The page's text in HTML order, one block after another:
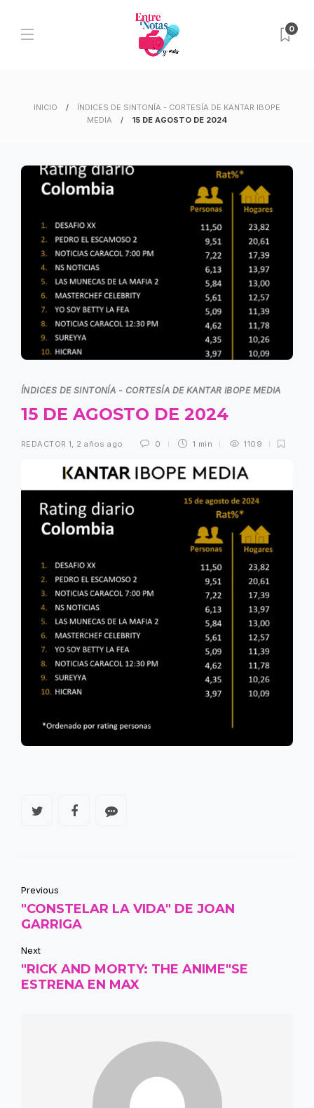
0
INICIO
ÍNDICES DE SINTONÍA - CORTESÍA DE KANTAR IBOPE
MEDIA
15 DE AGOSTO DE 2024
ÍNDICES DE SINTONÍA - CORTESÍA DE KANTAR IBOPE MEDIA
15 DE AGOSTO DE 2024
REDACTOR 1, 2 años ago 0 1 min 1109
Previous
"CONSTELAR LA VIDA" DE JOAN
GARRIGA
Next
"RICK AND MORTY: THE ANIME"SE
ESTRENA EN MAX